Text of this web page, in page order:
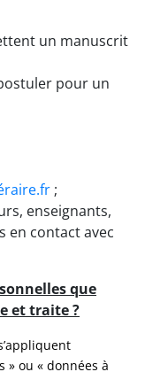
un manuscrit
pour un
;
enseignants,
en contact avec
que
et traite ?
» ou « données à